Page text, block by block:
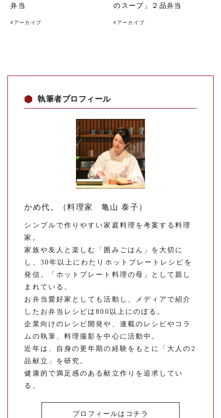
弁当
# アーカイブ
のスープ」２品弁当
# アーカイブ
執筆者プロフィール
かめ代。（料理家 亀山 泰子）
シンプルで作りやすい家庭料理を考案する料理
家。
家族や友人と楽しむ「囲みごはん」を大切に
し、30年以上にわたりホットプレートレシピを
発信。「ホットプレート料理の母」として親し
まれている。
お弁当愛好家としても活動し、メディアで紹介
したお弁当レシピは800以上にのぼる。
企業向けのレシピ開発や、連載のレシピやコラ
ムの執筆、料理撮影を中心に活動中。
近年は、自身の更年期の経験をもとに「大人の2
品献立」を研究。
健康的で満足感のある献立作りを追求してい
る。
プロフィールはコチラ